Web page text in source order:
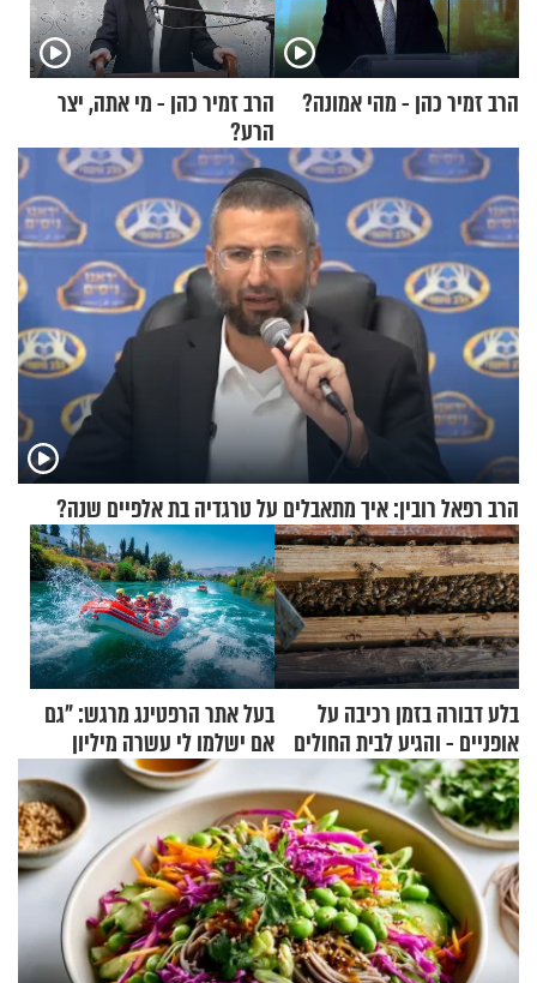
הרב זמיר כהן - מהי אמונה?
הרב זמיר כהן - מי אתה, יצר
הרע?
הרב רפאל רובין: איך מתאבלים על טרגדיה בת אלפיים שנה?
בלע דבורה בזמן רכיבה על
אופניים - והגיע לבית החולים
במצב מסכן חיים
בעל אתר הרפטינג מרגש: "גם
אם ישלמו לי עשרה מיליון
שקלים - לא אפתח בשבת"